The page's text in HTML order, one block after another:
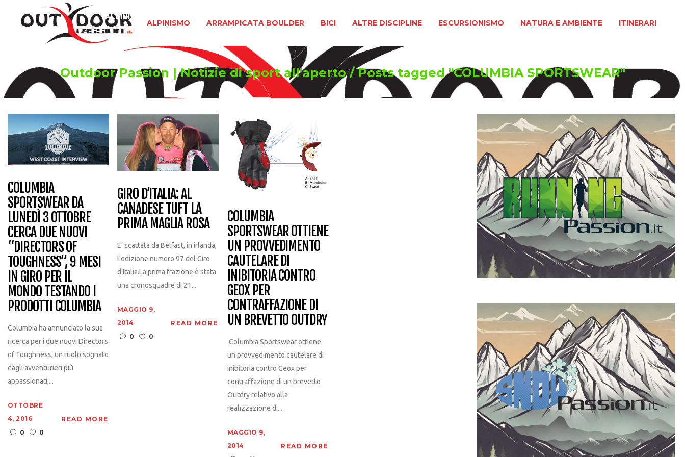
ALPINISMO ARRAMPICATA BOULDER BICI ALTRE DISCIPLINE ESCURSIONISMO NATURA E AMBIENTE ITINERARI
ALPINISMO
Outdoor Passion | Notizie di sport all'aperto/Posts tagged "COLUMBIA SPORTSWEAR"
COLUMBIA
SPORTSWEAR DA
LUNEDÌ 3 OTTOBRE
CERCA DUE NUOVI
“DIRECTORS OF
TOUGHNESS”, 9 MESI
IN GIRO PER IL
MONDO TESTANDO I
PRODOTTI COLUMBIA
Columbia ha annunciato la sua
ricerca per i due nuovi Directors
of Toughness, un ruolo sognato
dagli avventurieri più
appassionati,...
OTTOBRE
4, 2016
0
0
READ MORE
GIRO D’ITALIA: AL
CANADESE TUFT LA
PRIMA MAGLIA ROSA
E' scattata da Belfast, in irlanda,
l'edizione numero 97 del Giro
d'Italia.La prima frazione è stata
una cronosquadre di 21...
MAGGIO 9,
2014
0
0
READ MORE
COLUMBIA
SPORTSWEAR OTTIENE
UN PROVVEDIMENTO
CAUTELARE DI
INIBITORIA CONTRO
GEOX PER
CONTRAFFAZIONE DI
UN BREVETTO OUTDRY
Columbia Sportswear ottiene
un provvedimento cautelare di
inibitoria contro Geox per
contraffazione di un brevetto
Outdry relativo alla
realizzazione di...
MAGGIO 9,
2014
READ MORE